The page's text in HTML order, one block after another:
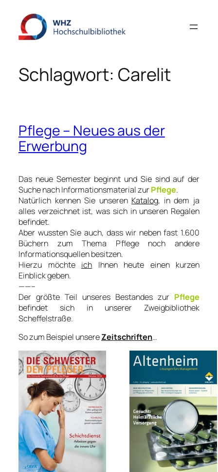
Inhalt
springen
Schlagwort: Carelit
Pflege – Neues aus der
Erwerbung
Das neue Semester beginnt und Sie sind auf der
Suche nach Informationsmaterial zurPflege.
Natürlich kennen Sie unseren Katalog, in dem ja
alles verzeichnet ist, was sich in unseren Regalen
befindet.
Aber wussten Sie auch, dass wir neben fast 1.600
Büchern zum Thema Pflege noch andere
Informationsquellen besitzen.
Hierzu möchte ich Ihnen heute einen kurzen
Einblick geben.
——–
Der größte Teil unseres Bestandes zur Pflege
befindet sich in unserer Zweigbibliothek
Scheffelstraße.
So zum Beispiel unsereZeitschriften…